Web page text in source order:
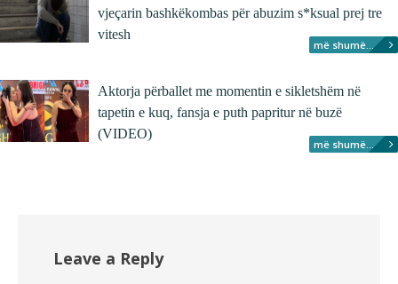
vjeçarin bashkëkombas për abuzim s*ksual prej tre
vitesh
më shumë...
Aktorja përballet me momentin e sikletshëm në
tapetin e kuq, fansja e puth papritur në buzë
(VIDEO)
më shumë...
Leave a Reply